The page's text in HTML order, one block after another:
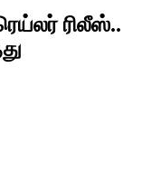
ரிலீஸ்..